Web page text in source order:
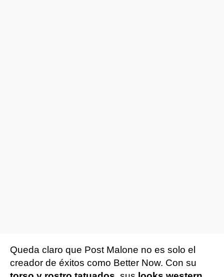
Queda claro que Post Malone no es solo el
creador de éxitos como Better Now. Con su